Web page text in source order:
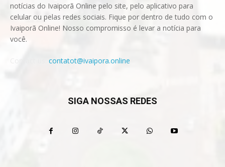
notícias do Ivaiporã Online pelo site, pelo aplicativo para
celular ou pelas redes sociais. Fique por dentro de tudo com o
Ivaiporã Online! Nosso compromisso é levar a notícia para
você.
contatot@ivaipora.online
SIGA NOSSAS REDES